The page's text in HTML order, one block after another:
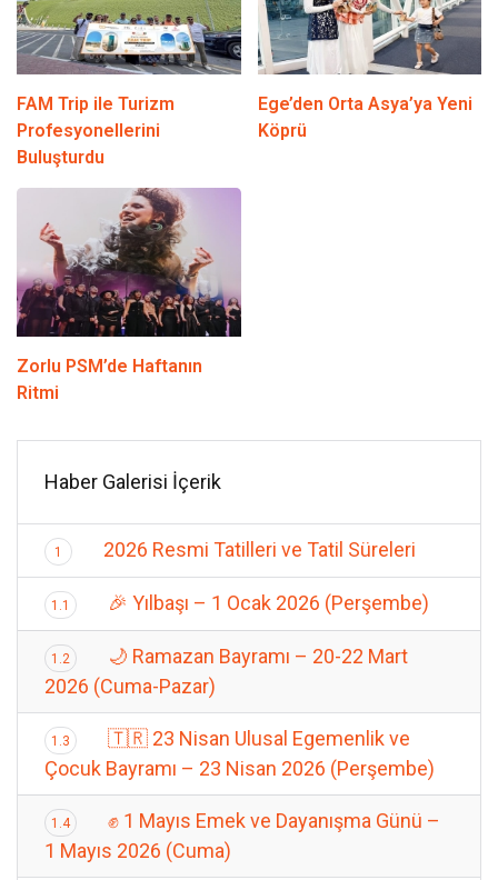
FAM Trip ile Turizm
Profesyonellerini
Buluşturdu
Ege’den Orta Asya’ya Yeni
Köprü
Zorlu PSM’de Haftanın
Ritmi
Haber Galerisi İçerik
1 2026 Resmi Tatilleri ve Tatil Süreleri
1.1 🎉 Yılbaşı – 1 Ocak 2026 (Perşembe)
1.2
🌙 Ramazan Bayramı – 20-22 Mart
2026 (Cuma-Pazar)
1.3
🇹🇷 23 Nisan Ulusal Egemenlik ve
Çocuk Bayramı – 23 Nisan 2026 (Perşembe)
1.4
✊ 1 Mayıs Emek ve Dayanışma Günü –
1 Mayıs 2026 (Cuma)